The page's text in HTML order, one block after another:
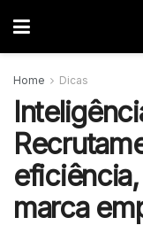
Home Dicas
marca